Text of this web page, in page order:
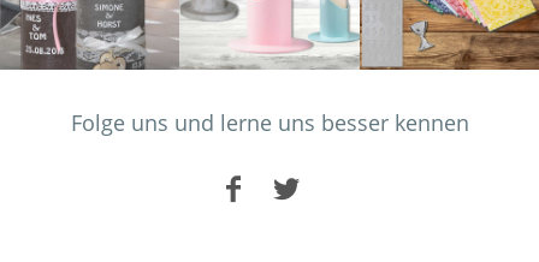
Folge uns und lerne uns besser kennen